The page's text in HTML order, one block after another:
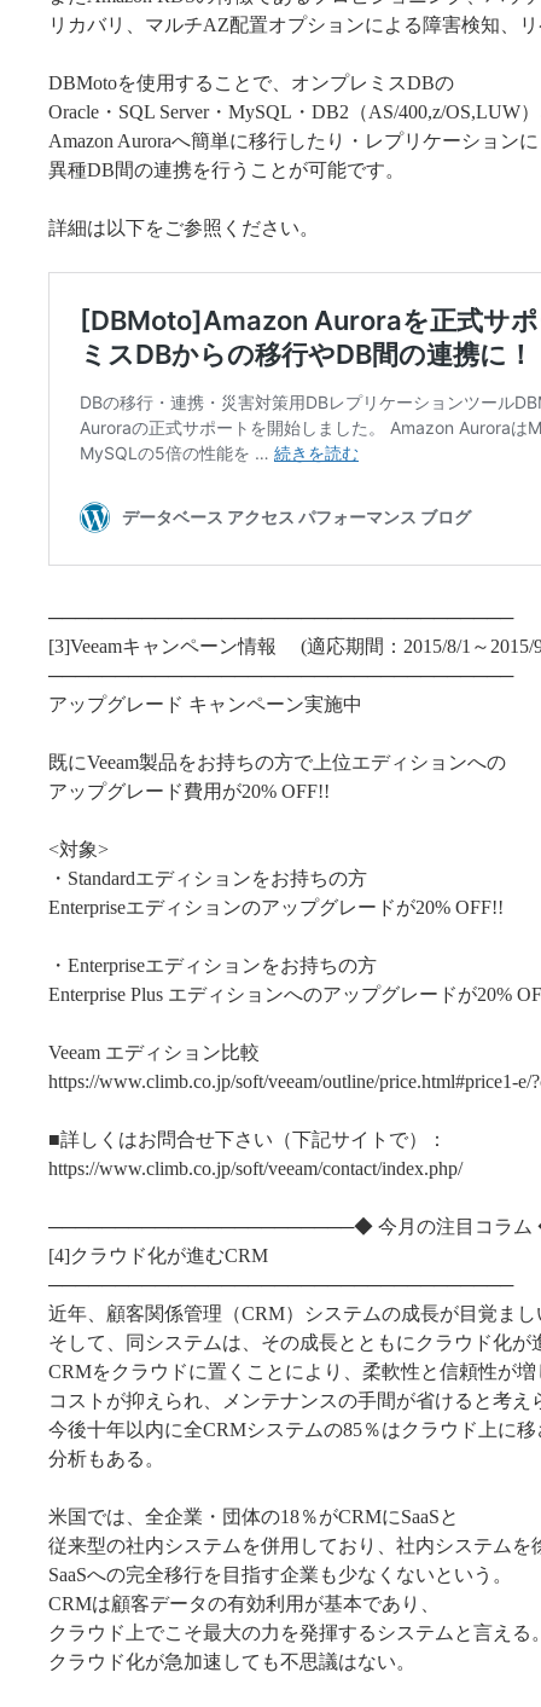
リカバリ、マルチAZ配置オプションによる障害検知、
DBMotoを使用することで、オンプレミスDBの
Oracle・SQL Server・MySQL・DB2（AS/400,z/OS,LUW
Amazon Auroraへ簡単に移行したり・レプリケーション
異種DB間の連携を行うことが可能です。
詳細は以下をご参照ください。
───────────────────────────────────
[3]Veeamキャンペーン情報 (適応期間：2015/8/1～2015/
───────────────────────────────────
アップグレード キャンペーン実施中
既にVeeam製品をお持ちの方で上位エディションへの
アップグレード費用が20% OFF!!
<対象>
・Standardエディションをお持ちの方
Enterpriseエディションのアップグレードが20% OFF!!
・Enterpriseエディションをお持ちの方
Enterprise Plus エディションへのアップグレードが20%
Veeam エディション比較
https://www.climb.co.jp/soft/veeam/outline/price.html#price1-e/
■詳しくはお問合せ下さい（下記サイトで）：
https://www.climb.co.jp/soft/veeam/contact/index.php/
───────────────────────◆ 今月の注目コラ
[4]クラウド化が進むCRM
───────────────────────────────────
近年、顧客関係管理（CRM）システムの成長が目覚まし
そして、同システムは、その成長とともにクラウド化が
CRMをクラウドに置くことにより、柔軟性と信頼性が増
コストが抑えられ、メンテナンスの手間が省けると考え
今後十年以内に全CRMシステムの85％はクラウド上に
分析もある。
米国では、全企業・団体の18％がCRMにSaaSと
従来型の社内システムを併用しており、社内システムを
SaaSへの完全移行を目指す企業も少なくないという。
CRMは顧客データの有効利用が基本であり、
クラウド上でこそ最大の力を発揮するシステムと言える
クラウド化が急加速しても不思議はない。